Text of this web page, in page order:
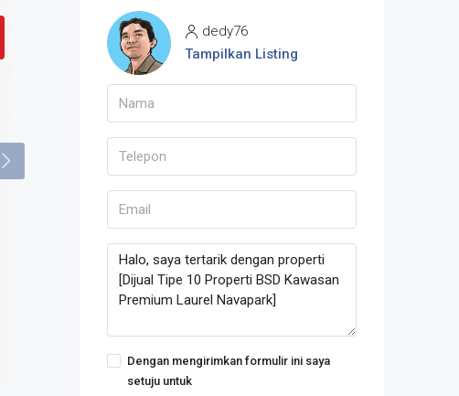
dedy76
Tampilkan Listing
Dengan mengirimkan formulir ini saya
setuju untuk